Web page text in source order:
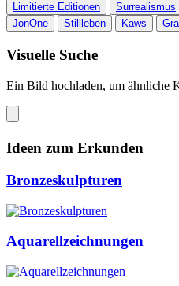
Limitierte Editionen Surrealismus
JonOne
Stillleben Kaws
Visuelle Suche
Ein Bild hochladen, um ähnliche
Ideen zum Erkunden
Bronzeskulpturen
Aquarellzeichnungen